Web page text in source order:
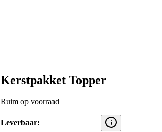
Kerstpakket Topper
Ruim op voorraad
Leverbaar: